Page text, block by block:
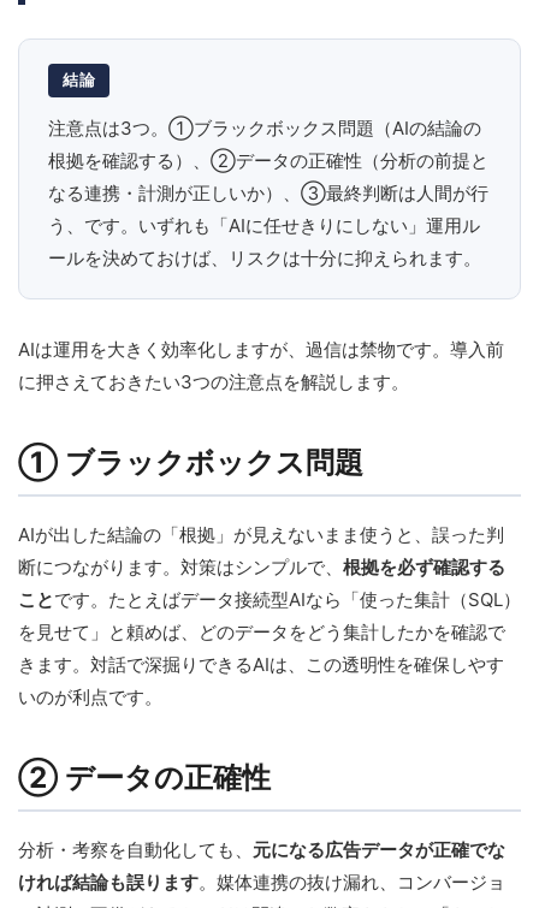
結論
注意点は3つ。①ブラックボックス問題（AIの結論の
根拠を確認する）、②データの正確性（分析の前提と
なる連携・計測が正しいか）、③最終判断は人間が行
う、です。いずれも「AIに任せきりにしない」運用ル
ールを決めておけば、リスクは十分に抑えられます。
AIは運用を大きく効率化しますが、過信は禁物です。導入前
に押さえておきたい3つの注意点を解説します。
① ブラックボックス問題
AIが出した結論の「根拠」が見えないまま使うと、誤った判
断につながります。対策はシンプルで、 根拠を必ず確認する
ことです。たとえばデータ接続型AIなら「使った集計（SQL）
を見せて」と頼めば、どのデータをどう集計したかを確認で
きます。対話で深掘りできるAIは、この透明性を確保しやす
いのが利点です。
② データの正確性
分析・考察を自動化しても、 元になる広告データが正確でな
ければ結論も誤ります。媒体連携の抜け漏れ、コンバージョ